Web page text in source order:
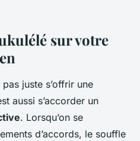
sur votre
juste s’offrir une
aussi s’accorder un
. Lorsqu’on se
d’accords, le souffle